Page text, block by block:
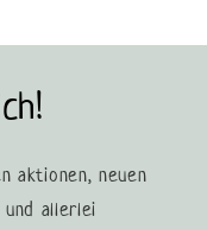
aktionen, neuen
allerlei